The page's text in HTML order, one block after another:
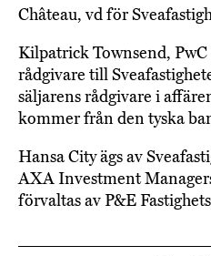
Château, vd för
Kilpatrick Townsend,
rådgivare till
säljarens rådgivare i
kommer från den tyska
Hansa City ägs av
AXA Investment
förvaltas av P&E